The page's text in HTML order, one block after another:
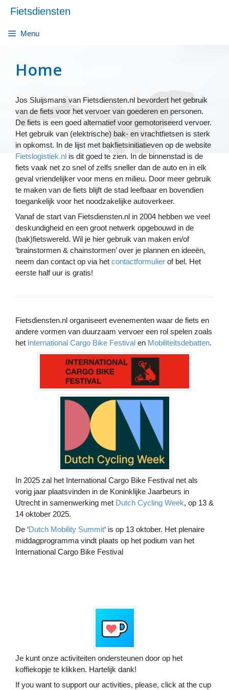
naar
inhoud
Fietsdiensten
Menu
Home
Jos Sluijsmans van Fietsdiensten.nl bevordert het gebruik
van de fiets voor het vervoer van goederen en personen.
De fiets is een goed alternatief voor gemotoriseerd vervoer.
Het gebruik van (elektrische) bak- en vrachtfietsen is sterk
in opkomst. In de lijst met bakfietsinitiatieven op de website
Fietslogistiek.nl is dit goed te zien. In de binnenstad is de
fiets vaak net zo snel of zelfs sneller dan de auto en in elk
geval vriendelijker voor mens en milieu. Door meer gebruik
te maken van de fiets blijft de stad leefbaar en bovendien
toegankelijk voor het noodzakelijke autoverkeer.
Vanaf de start van Fietsdiensten.nl in 2004 hebben we veel
deskundigheid en een groot netwerk opgebouwd in de
(bak)fietswereld. Wil je hier gebruik van maken en/of
‘brainstormen & chainstormen’ over je plannen en ideeën,
neem dan contact op via het contactformulier of bel. Het
eerste half uur is gratis!
Fietsdiensten.nl organiseert evenementen waar de fiets en
andere vormen van duurzaam vervoer een rol spelen zoals
het International Cargo Bike Festival en Mobiliteitsdebatten.
In 2025 zal het International Cargo Bike Festival net als
vorig jaar plaatsvinden in de Koninklijke Jaarbeurs in
Utrecht in samenwerking met Dutch Cycling Week, op 13 &
14 oktober 2025.
De ‘Dutch Mobility Summit‘ is op 13 oktober. Het plenaire
middagprogramma vindt plaats op het podium van het
International Cargo Bike Festival
Je kunt onze activiteiten ondersteunen door op het
koffiekopje te klikken. Hartelijk dank!
If you want to support our activities, please, click at the cup